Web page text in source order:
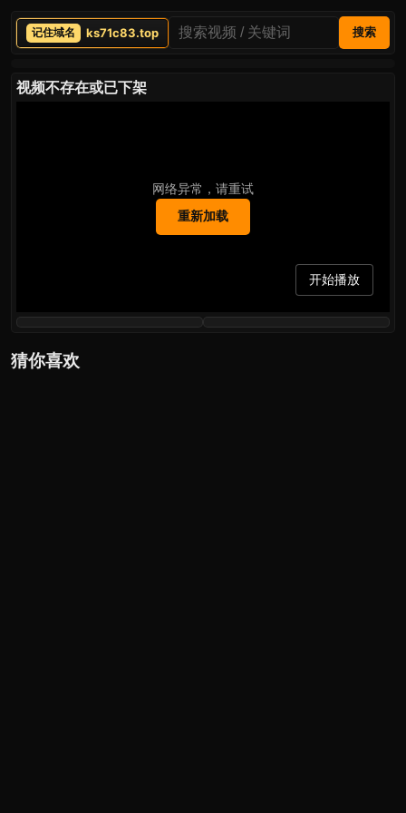
ks71c83.top 搜索
视频不存在或已下架
网络异常，请重试
重新加载
开始播放
猜你喜欢